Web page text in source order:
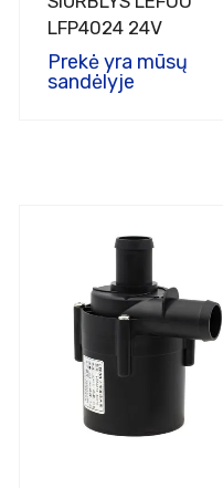
LFP4024 24V
Prekė yra mūsų
sandėlyje